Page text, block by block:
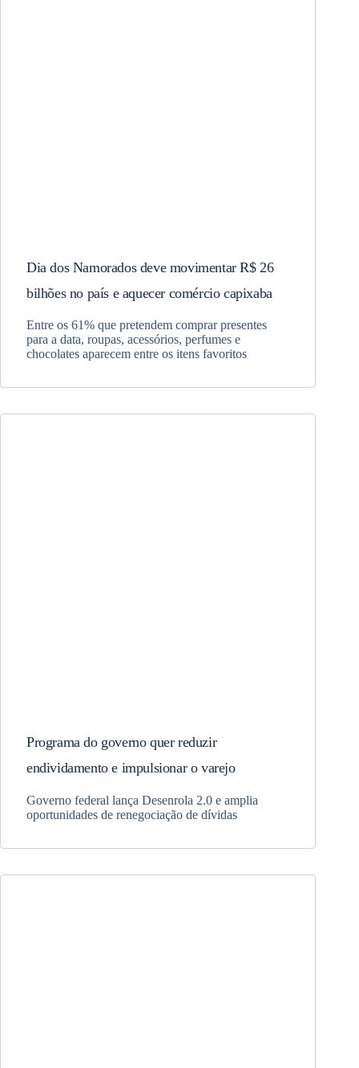
Dia dos Namorados deve movimentar R$ 26
bilhões no país e aquecer comércio capixaba
Entre os 61% que pretendem comprar presentes
para a data, roupas, acessórios, perfumes e
chocolates aparecem entre os itens favoritos
Programa do governo quer reduzir
endividamento e impulsionar o varejo
Governo federal lança Desenrola 2.0 e amplia
oportunidades de renegociação de dívidas